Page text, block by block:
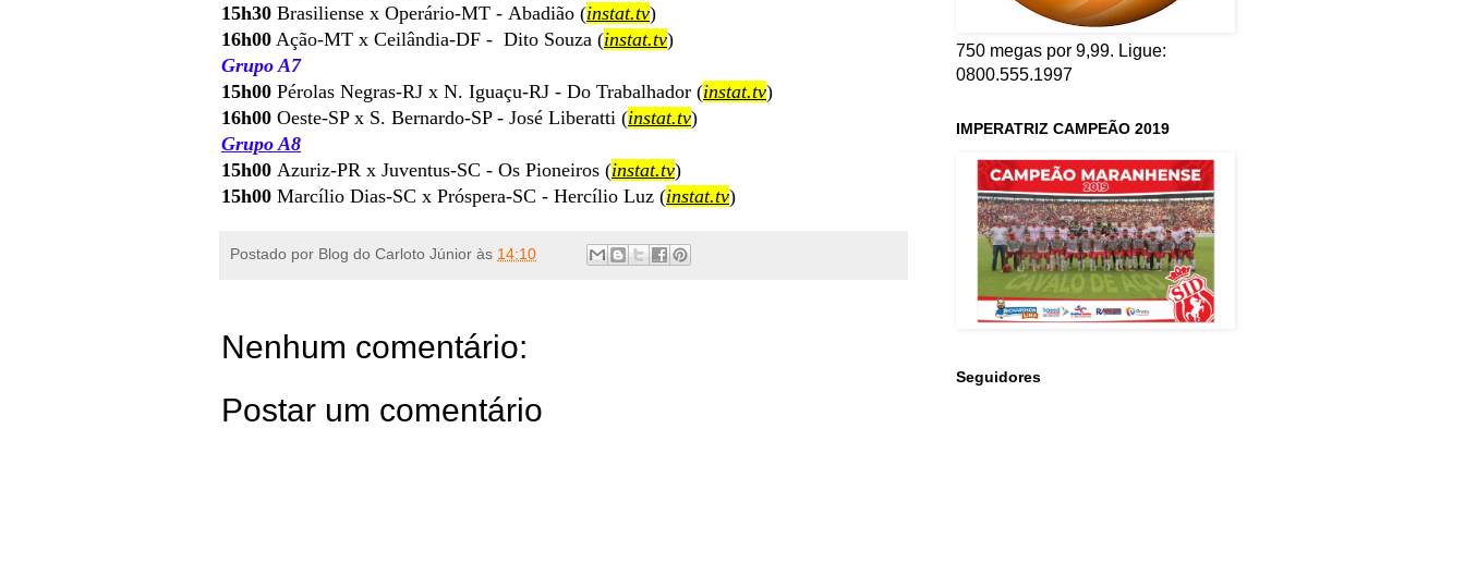
15h30 Brasiliense x Operário-MT - Abadião (instat.tv)
16h00 Ação-MT x Ceilândia-DF - Dito Souza (instat.tv)
Grupo A7
15h00 Pérolas Negras-RJ x N. Iguaçu-RJ - Do Trabalhador (instat.tv)
16h00 Oeste-SP x S. Bernardo-SP - José Liberatti (instat.tv)
Grupo A8
15h00 Azuriz-PR x Juventus-SC - Os Pioneiros (instat.tv)
15h00 Marcílio Dias-SC x Próspera-SC - Hercílio Luz (instat.tv)
Postado por Blog do Carloto Júnior às 14:10
Nenhum comentário:
Postar um comentário
750 megas por 9,99. Ligue:
0800.555.1997
IMPERATRIZ CAMPEÃO 2019
Seguidores